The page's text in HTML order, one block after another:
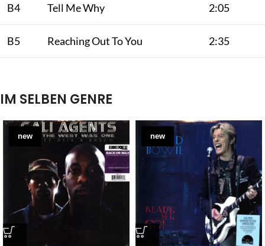
B4 Tell Me Why 2:05
B5 Reaching Out To You 2:35
IM SELBEN GENRE
new new